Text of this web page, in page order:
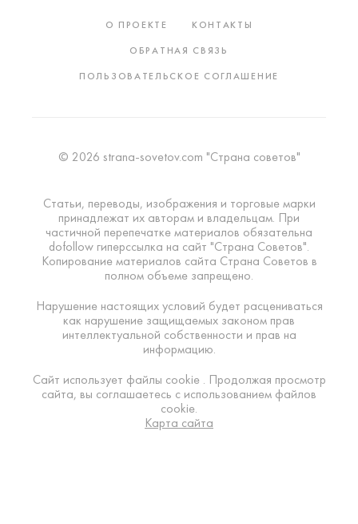
О ПРОЕКТЕ
КОНТАКТЫ
ОБРАТНАЯ СВЯЗЬ
ПОЛЬЗОВАТЕЛЬСКОЕ СОГЛАШЕНИЕ
© 2026 strana-sovetov.com "Страна советов"
Статьи, переводы, изображения и торговые марки
принадлежат их авторам и владельцам. При
частичной перепечатке материалов обязательна
dofollow гиперссылка на сайт "Страна Советов".
Копирование материалов сайта Страна Советов в
полном объеме запрещено.
Нарушение настоящих условий будет расцениваться
как нарушение защищаемых законом прав
интеллектуальной собственности и прав на
информацию.
Сайт использует файлы cookie . Продолжая просмотр
сайта, вы соглашаетесь с использованием файлов
cookie.
Карта сайта